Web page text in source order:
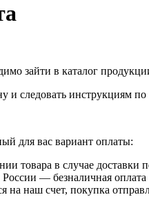
зайти в каталог
и следовать инструкциям
для вас вариант оплаты:
товара в случае доставки
России — безналичная
на наш счет, покупка